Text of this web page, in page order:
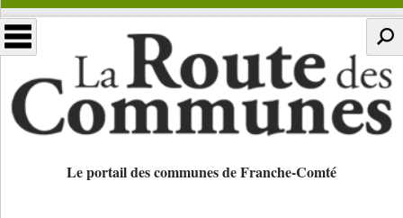
Le portail des communes de Franche-Comté